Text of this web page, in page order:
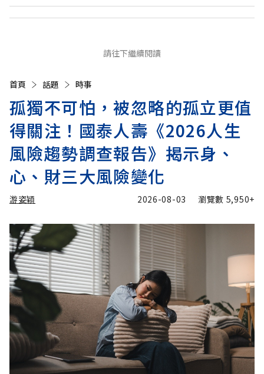
請往下繼續閱讀
首頁 話題 時事
孤獨不可怕，被忽略的孤立更值
得關注！國泰人壽《2026人生
風險趨勢調查報告》揭示身、
心、財三大風險變化
游姿穎 2026-08-03 瀏覽數 5,950+